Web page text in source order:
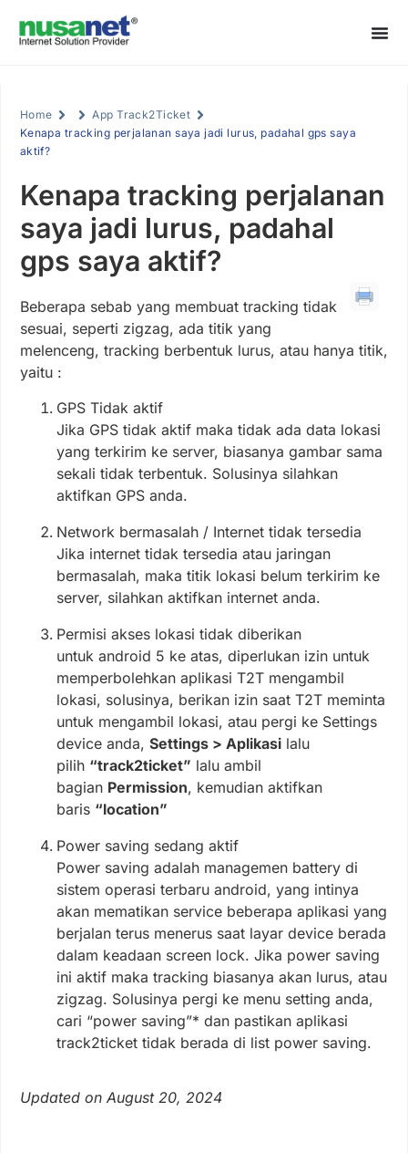
Home
App Track2Ticket
Kenapa tracking perjalanan saya jadi lurus, padahal gps saya
aktif?
Kenapa tracking perjalanan
saya jadi lurus, padahal
gps saya aktif?
Beberapa sebab yang membuat tracking tidak
sesuai, seperti zigzag, ada titik yang
melenceng, tracking berbentuk lurus, atau hanya titik,
yaitu :
GPS Tidak aktif
Jika GPS tidak aktif maka tidak ada data lokasi
yang terkirim ke server, biasanya gambar sama
sekali tidak terbentuk. Solusinya silahkan
aktifkan GPS anda.
Network bermasalah / Internet tidak tersedia
Jika internet tidak tersedia atau jaringan
bermasalah, maka titik lokasi belum terkirim ke
server, silahkan aktifkan internet anda.
Permisi akses lokasi tidak diberikan
untuk android 5 ke atas, diperlukan izin untuk
memperbolehkan aplikasi T2T mengambil
lokasi, solusinya, berikan izin saat T2T meminta
untuk mengambil lokasi, atau pergi ke Settings
device anda, Settings > Aplikasilalu
pilih “track2ticket” lalu ambil
bagian Permission, kemudian aktifkan
baris “location”
Power saving sedang aktif
Power saving adalah managemen battery di
sistem operasi terbaru android, yang intinya
akan mematikan service beberapa aplikasi yang
berjalan terus menerus saat layar device berada
dalam keadaan screen lock. Jika power saving
ini aktif maka tracking biasanya akan lurus, atau
zigzag. Solusinya pergi ke menu setting anda,
cari “power saving”* dan pastikan aplikasi
track2ticket tidak berada di list power saving.
Updated on August 20, 2024